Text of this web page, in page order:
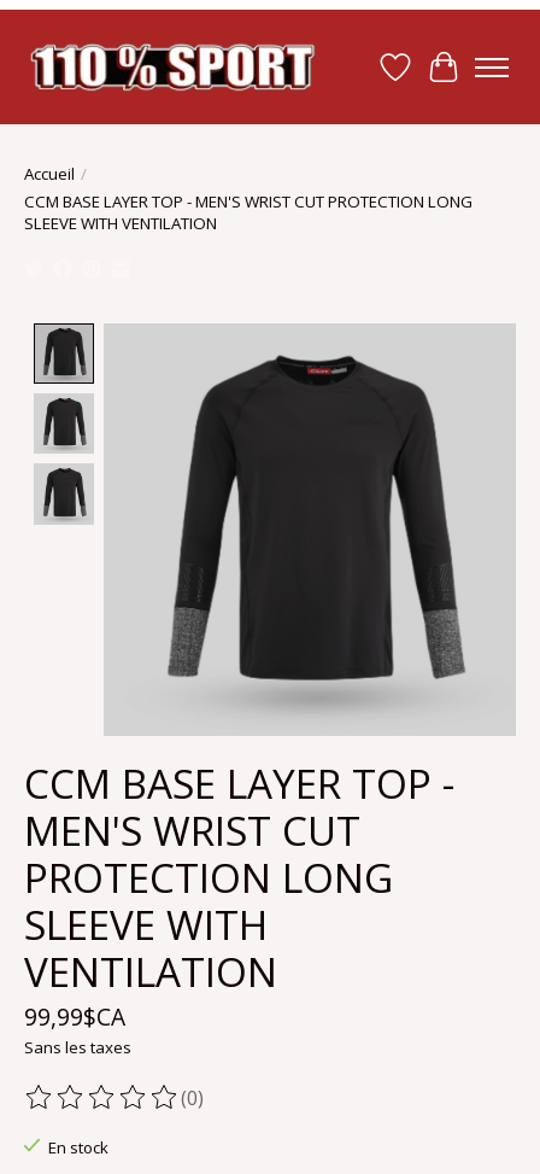
Liste dePanier
Accueil /
CCM BASE LAYER TOP - MEN'S WRIST CUT PROTECTION LONG
SLEEVE WITH VENTILATION
CCM BASE LAYER TOP -
MEN'S WRIST CUT
PROTECTION LONG
SLEEVE WITH
VENTILATION
99,99$CA
Sans les taxes
Ce produit est évalué à
(0)
En stock